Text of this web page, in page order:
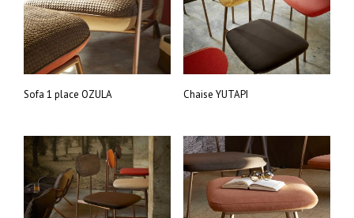
Sofa 1 place OZULA Chaise YUTAPI